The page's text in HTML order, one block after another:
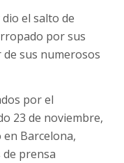
el salto de
por sus
sus numerosos
por el
23 de noviembre,
Barcelona,
prensa